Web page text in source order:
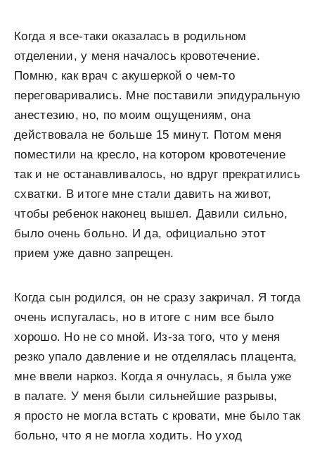
Когда я все-таки оказалась в родильном
отделении, у меня началось кровотечение.
Помню, как врач с акушеркой о чем-то
переговаривались. Мне поставили эпидуральную
анестезию, но, по моим ощущениям, она
действовала не больше 15 минут. Потом меня
поместили на кресло, на котором кровотечение
так и не останавливалось, но вдруг прекратились
схватки. В итоге мне стали давить на живот,
чтобы ребенок наконец вышел. Давили сильно,
было очень больно. И да, официально этот
прием уже давно запрещен.
Когда сын родился, он не сразу закричал. Я тогда
очень испугалась, но в итоге с ним все было
хорошо. Но не со мной. Из-за того, что у меня
резко упало давление и не отделялась плацента,
мне ввели наркоз. Когда я очнулась, я была уже
в палате. У меня были сильнейшие разрывы,
я просто не могла встать с кровати, мне было так
больно, что я не могла ходить. Но уход